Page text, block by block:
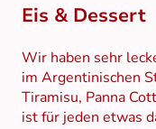
Eis & Dessert
Wir haben sehr
im Argentinischen
Tiramisu, Panna
ist für jeden etwas